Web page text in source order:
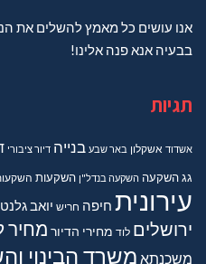
אנו עושים כל מאמץ להשלים את
בבעיה אנא פנה אלינו!
תגיות
אשדוד אשקלון באר שבע בנייה דיור ציבורי
גגהשקעה השקעה בנדל"ן השקעות
עירונית חיפה חריש יואב גלנט
ירושלים לוד מחירי הדיור מחיר
משכנתא משרד הבינוי